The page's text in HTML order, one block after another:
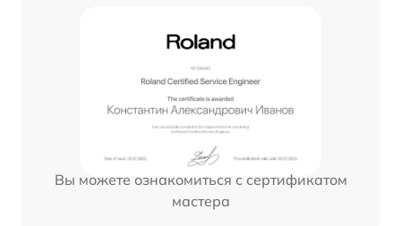
Вы можете ознакомиться с сертификатом
мастера